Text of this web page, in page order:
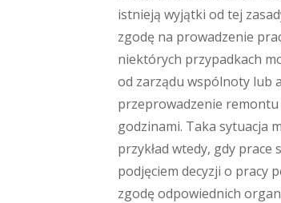
istnieją wyjątki od tej
zgodę na prowadzenie
niektórych przypadkach
od zarządu wspólnoty lub
przeprowadzenie
godzinami. Taka sytuacja
przykład wtedy, gdy
podjęciem decyzji o pracy
zgodę odpowiednich